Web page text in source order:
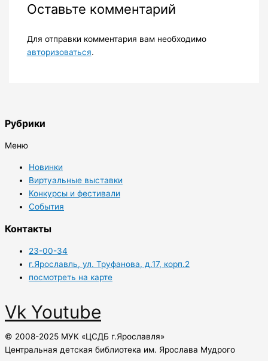
Оставьте комментарий
Для отправки комментария вам необходимо
авторизоваться.
Рубрики
Меню
Новинки
Виртуальные выставки
Конкурсы и фестивали
События
Контакты
23-00-34
г.Ярославль, ул. Труфанова, д.17, корп.2
посмотреть на карте
Vk Youtube
© 2008-2025 МУК «ЦСДБ г.Ярославля»
Центральная детская библиотека им. Ярослава Мудрого